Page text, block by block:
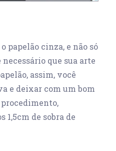
papelão cinza, e não só
que sua arte
assim, você
e deixar com um bom
procedimento,
de sobra de